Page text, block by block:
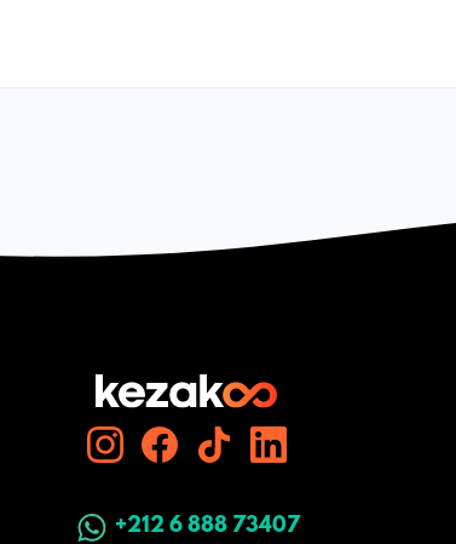
+212 6 888 73407